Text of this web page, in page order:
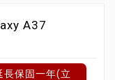
A37
長保固一年(立